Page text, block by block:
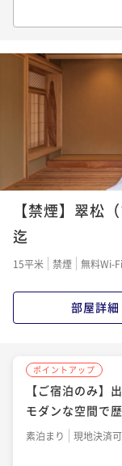
【平日限定】築
気分旅＜夕朝食付
二食付き
ポイントアップ
【フレンチコー
る"香りのフレ
食付き＞
ポイントアップ
【連泊で朝食１
尽くす古民家旅
【朝食付きプラ
きプラン ＜朝
朝食付き 現地決済可
ポイントアップ
【早割60・2食
雲を堪能する古
二食付き 現地決済可
ポイントアップ
【早割30・2食
雲を堪能する古
二食付き 現地決済可
【禁煙】翠松
迄
15平米 禁煙 無料Wi-Fi
部屋詳細
ポイントアップ
【ご宿泊のみ】
モダンな空間で
素泊まり 現地決済可